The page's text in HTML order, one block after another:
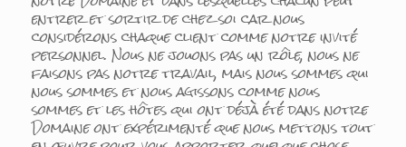
entrer et sortir de chez soi car nous
considérons chaque client comme notre invité
personnel. Nous ne jouons pas un rôle, nous ne
faisons pas notre travail, mais nous sommes qui
nous sommes et nous agissons comme nous
sommes et les hôtes qui ont déjà été dans notre
Domaine ont expérimenté que nous mettons tout